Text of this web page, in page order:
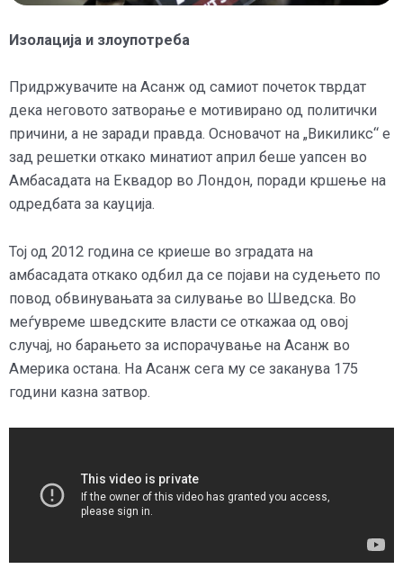
Изолација и злоупотреба
Придржувачите на Асанж од самиот почеток тврдат
дека неговото затворање е мотивирано од политички
причини, а не заради правда. Основачот на „Викиликс“ е
зад решетки откако минатиот април беше уапсен во
Амбасадата на Еквадор во Лондон, поради кршење на
одредбата за кауција.
Тој од 2012 година се криеше во зградата на
амбасадата откако одбил да се појави на судењето по
повод обвинувањата за силување во Шведска. Во
меѓувреме шведските власти се откажаа од овој
случај, но барањето за испорачување на Асанж во
Америка остана. На Асанж сега му се заканува 175
години казна затвор.